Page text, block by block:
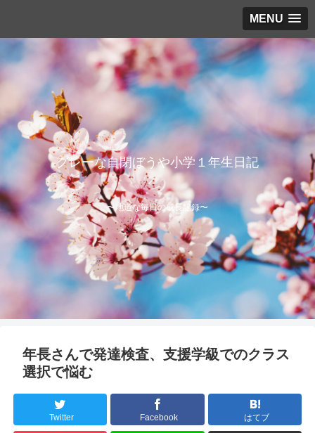
MENU
グレーな自閉ぼうや小学１年生日記
〜地道な毎日の成長記録〜
年長さんで発達検査、支援学級でのクラス
選択で悩む
Twitter Facebook はてブ